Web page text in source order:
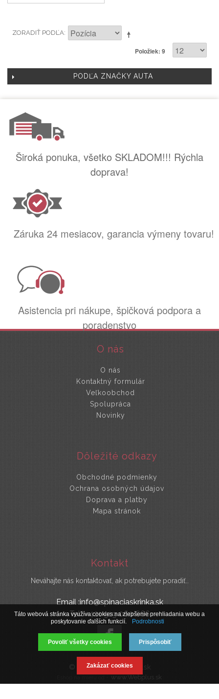
ZORADIŤ PODĽA
Položiek: 9
PODĽA ZNAČKY AUTA
Široká ponuka, všetko SKLADOM!!! Rýchla
doprava!
Záruka 24 mesiacov, garancia výmeny tovaru!
Asistencia pri nákupe, špičková podpora a
poradenstvo
O nás
O nás
Kontaktný formulár
Veľkoobchod
Spolupráca
Novinky
Dôležité odkazy
Obchodné podmienky
Ochrana osobných údajov
Doprava a platby
Mapa stránok
Kontakt
Neváhajte nás kontaktovať, ak potrebujete poradiť..
Email :info@spinaciaskrinka.sk
Tel : +421 919 060 666
© 2019 SpinaciaSkrinka.sk
www.Webplus.sk
Táto webová stránka využíva cookies na zlepšenie prehliadania webu a
poskytovanie ďalších funkcií.
Podrobnosti
Povoliť všetky cookies Prispôsobiť
Zakázať cookies